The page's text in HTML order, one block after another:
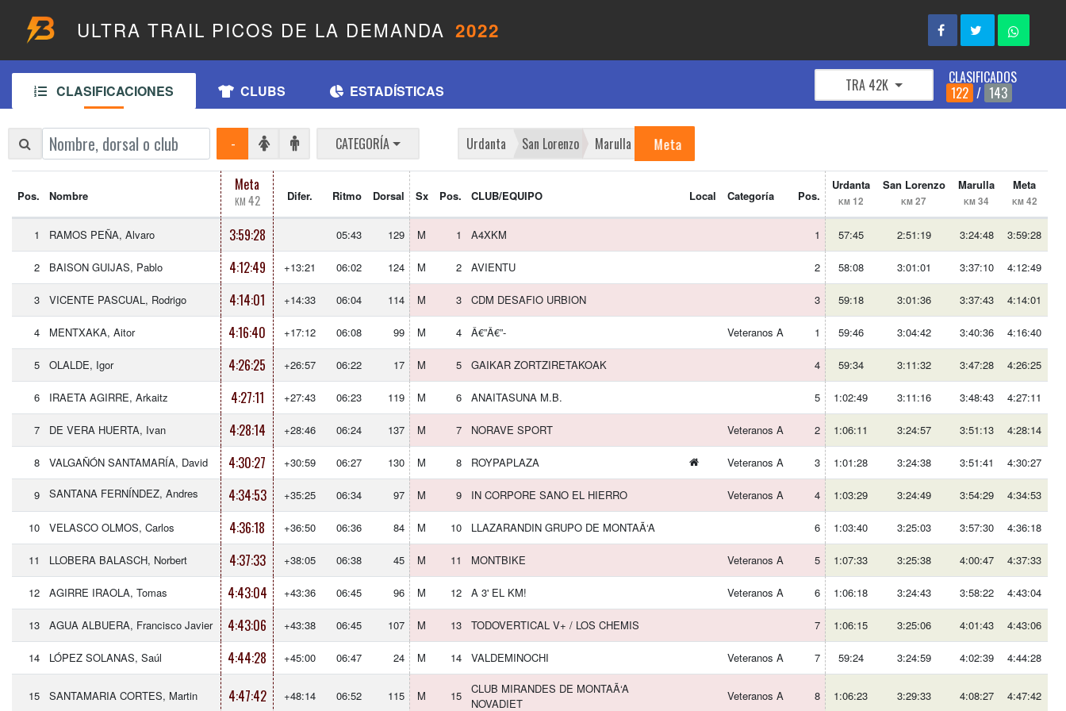
ULTRA TRAIL PICOS DE LA DEMANDA 2022
CLASIFICACIONES CLUBS ESTADÍSTICAS TRA 42K
CLASIFICADOS
122 / 143
- CATEGORÍA Urdanta San Lorenzo Marulla Meta
Pos. Nombre
Meta
KM 42 Difer. Ritmo Dorsal Sx Pos. CLUB/EQUIPO Local Categoría Pos.
Urdanta
KM 12
San Lorenzo
KM 27
Marulla
KM 34
Meta
KM 42
1 RAMOS PEÑA, Alvaro 3:59:28 05:43 129 M 1 A4XKM 1 57:45 2:51:19 3:24:48 3:59:28
2 BAISON GUIJAS, Pablo 4:12:49 +13:21 06:02 124 M 2 AVIENTU 2 58:08 3:01:01 3:37:10 4:12:49
3 VICENTE PASCUAL, Rodrigo 4:14:01 +14:33 06:04 114 M 3 CDM DESAFIO URBION 3 59:18 3:01:36 3:37:43 4:14:01
4 MENTXAKA, Aitor 4:16:40 +17:12 06:08 99 M 4 Â€”Â€”- Veteranos A 1 59:46 3:04:42 3:40:36 4:16:40
5 OLALDE, Igor 4:26:25 +26:57 06:22 17 M 5 GAIKAR ZORTZIRETAKOAK 4 59:34 3:11:32 3:47:28 4:26:25
6 IRAETA AGIRRE, Arkaitz 4:27:11 +27:43 06:23 119 M 6 ANAITASUNA M.B. 5 1:02:49 3:11:16 3:48:43 4:27:11
7 DE VERA HUERTA, Ivan 4:28:14 +28:46 06:24 137 M 7 NORAVE SPORT Veteranos A 2 1:06:11 3:24:57 3:51:13 4:28:14
8 VALGAÑÓN SANTAMARÍA, David 4:30:27 +30:59 06:27 130 M 8 ROYPAPLAZA Veteranos A 3 1:01:28 3:24:38 3:51:41 4:30:27
9 SANTANA FERNÍNDEZ, Andres 4:34:53 +35:25 06:34 97 M 9 IN CORPORE SANO EL HIERRO Veteranos A 4 1:03:29 3:24:49 3:54:29 4:34:53
10 VELASCO OLMOS, Carlos 4:36:18 +36:50 06:36 84 M 10 LLAZARANDIN GRUPO DE MONTAÃ‘A 6 1:03:40 3:25:03 3:57:30 4:36:18
11 LLOBERA BALASCH, Norbert 4:37:33 +38:05 06:38 45 M 11 MONTBIKE Veteranos A 5 1:07:33 3:25:38 4:00:47 4:37:33
12 AGIRRE IRAOLA, Tomas 4:43:04 +43:36 06:45 96 M 12 A 3' EL KM! Veteranos A 6 1:06:18 3:24:43 3:58:22 4:43:04
13 AGUA ALBUERA, Francisco Javier 4:43:06 +43:38 06:45 107 M 13 TODOVERTICAL V+ / LOS CHEMIS 7 1:06:15 3:25:06 4:01:43 4:43:06
14 LÓPEZ SOLANAS, Saúl 4:44:28 +45:00 06:47 24 M 14 VALDEMINOCHI Veteranos A 7 59:24 3:24:59 4:02:39 4:44:28
15 SANTAMARIA CORTES, Martin 4:47:42 +48:14 06:52 115 M 15
CLUB MIRANDES DE MONTAÃ‘A
NOVADIET
Veteranos A 8 1:06:23 3:29:33 4:08:27 4:47:42